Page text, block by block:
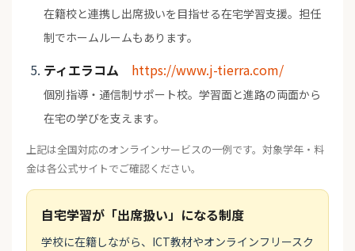
在籍校と連携し出席扱いを目指せる在宅学習支援。担任
制でホームルームもあります。
ティエラコム https://www.j-tierra.com/
個別指導・通信制サポート校。学習面と進路の両面から
在宅の学びを支えます。
上記は全国対応のオンラインサービスの一例です。対象学年・料
金は各公式サイトでご確認ください。
自宅学習が「出席扱い」になる制度
学校に在籍しながら、ICT教材やオンラインフリースク